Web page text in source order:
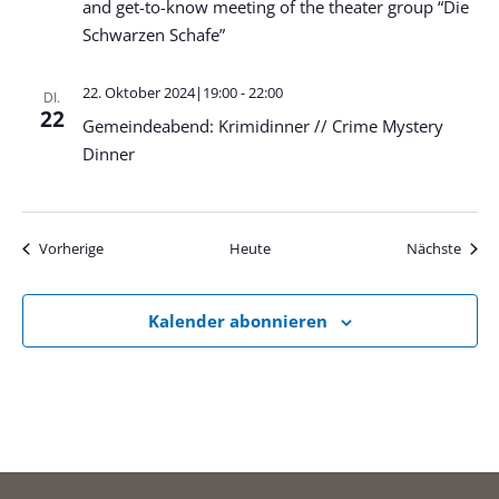
and get-to-know meeting of the theater group “Die
Schwarzen Schafe”
DI.
22
Gemeindeabend: Krimidinner // Crime Mystery
Dinner
22. Oktober 2024|19:00-22:00
VorherigeVeranstaltungen Heute Nächste
Kalender abonnieren